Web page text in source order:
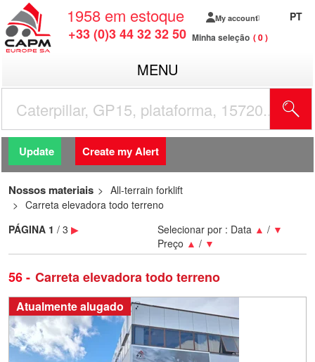
1958 em estoque
+33 (0)3 44 32 32 50
My account
Minha seleção 0
PT
MENU
Update Create my Alert
Nossos materiais
All-terrain forklift
Carreta elevadora todo terreno
56 Carreta elevadora todo terreno
Selecionar por : Data ▲ / ▼
Preço ▲ / ▼
PÁGINA 1 / 3 ▶
Atualmente alugado